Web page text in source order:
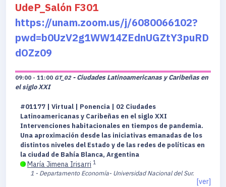
UdeP_Salón F301
https://unam.zoom.us/j/6080066102?
pwd=b0UzV2g1WW14ZEdnUGZtY3puRD
dOZz09
09:00 - 11:00 GT_02 - Ciudades Latinoamericanas y Caribeñas en
el siglo XXI
#01177 | Virtual | Ponencia | 02 Ciudades
Latinoamericanas y Caribeñas en el siglo XXI
Intervenciones habitacionales en tiempos de pandemia.
Una aproximación desde las iniciativas emanadas de los
distintos niveles del Estado y de las redes de políticas en
la ciudad de Bahía Blanca, Argentina
María Jimena Irisarri 1
1 - Departamento Economía- Universidad Nacional del Sur.
[ver]